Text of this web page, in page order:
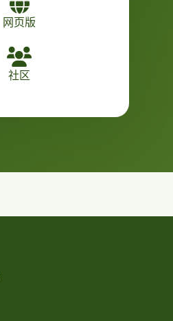
网页版
社区